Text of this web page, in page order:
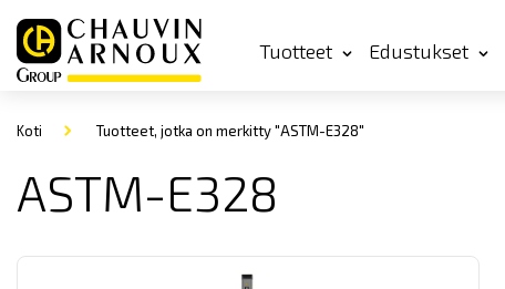
Tuotteet Edustukset
Koti Tuotteet, jotka on merkitty "ASTM-E328"
ASTM-E328